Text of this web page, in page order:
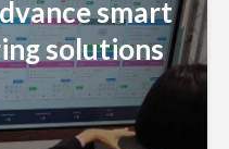
smart
solutions